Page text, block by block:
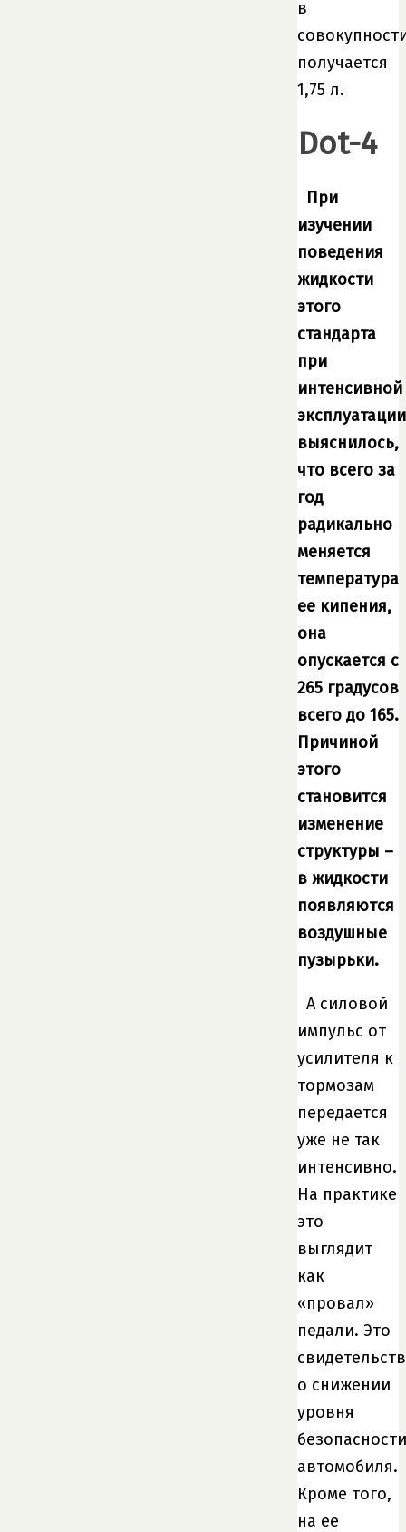
в
получается
1,75 л.
Dot-4
При
изучении
поведения
жидкости
этого
стандарта
при
интенсивной
выяснилось,
что всего за
год
радикально
меняется
температура
ее кипения,
она
опускается с
265 градусов
всего до 165.
Причиной
этого
становится
изменение
структуры –
в жидкости
появляются
воздушные
пузырьки.
А силовой
импульс от
усилителя к
тормозам
передается
уже не так
интенсивно.
На практике
это
выглядит
как
«провал»
педали. Это
о снижении
уровня
безопасности
автомобиля.
Кроме того,
на ее